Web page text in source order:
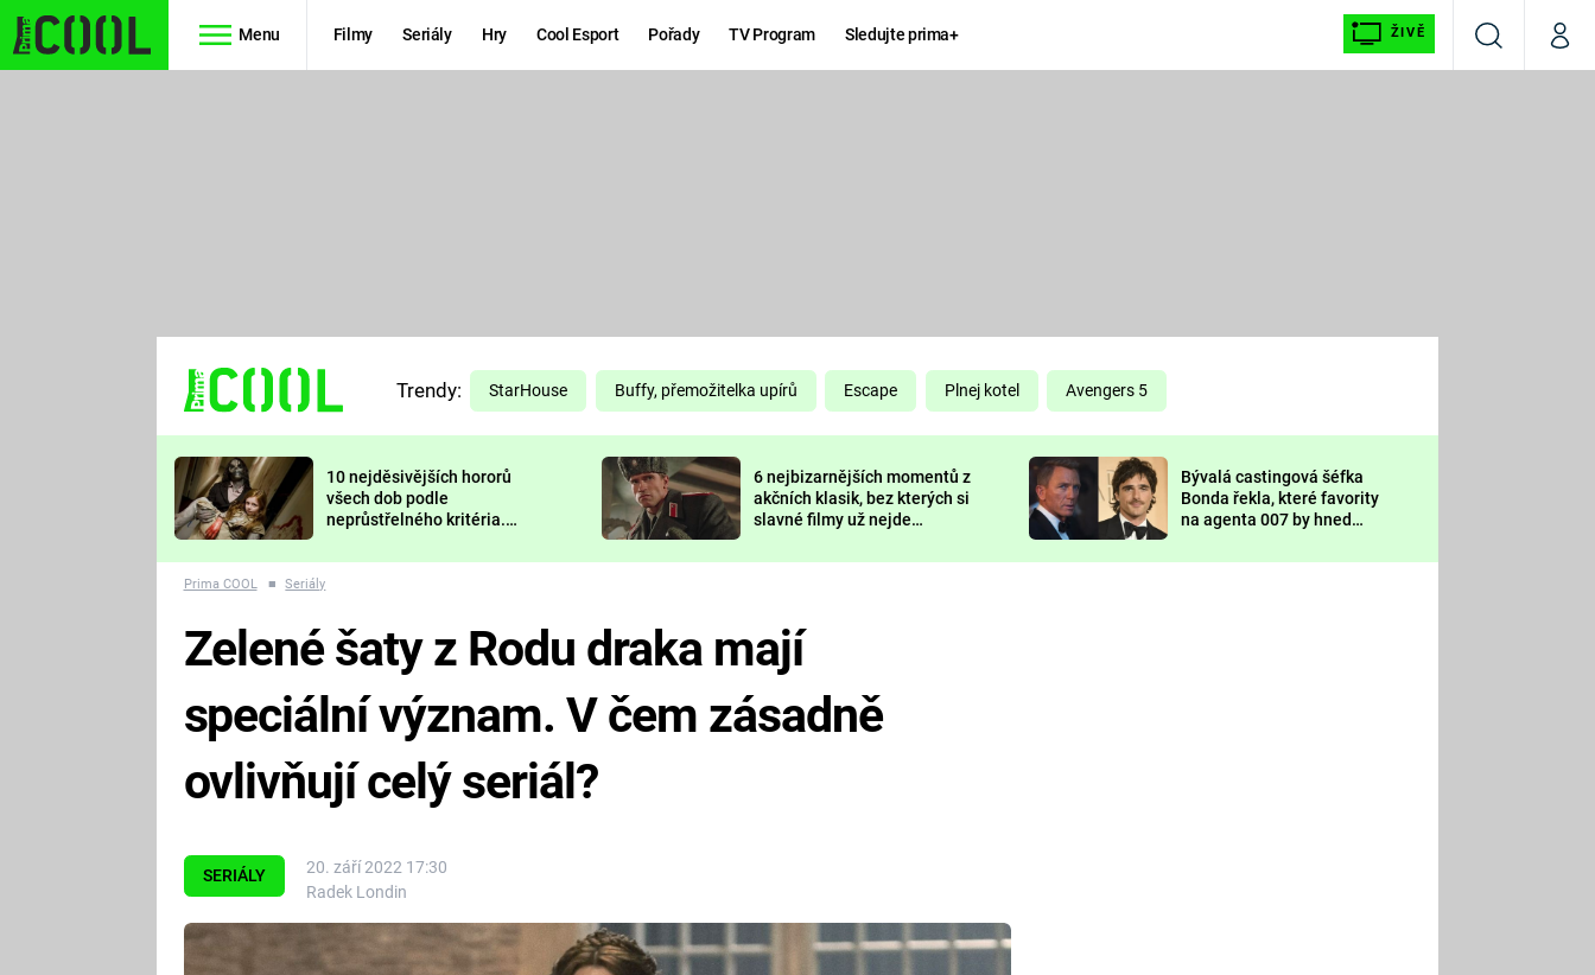
Menu Filmy Seriály Hry Cool Esport Pořady TV Program Sledujte prima+ ŽIVĚ
VyhledáváníMůj
TŘESKU
FUTURAMA
PREDÁTOR
DELIVERANCE
KOMEDIE
CHUCK
NORRIS
DEADPOOL
Prima LAJK
Sledujte nás
Trendy: StarHouse Buffy, přemožitelka upírů Escape Plnej kotel Avengers 5
10 nejděsivějších hororů
všech dob podle
neprůstřelného kritéria.
nejvíc zvednou tep?
6 nejbizarnějších momentů z
akčních klasik, bez kterých si
slavné filmy už nejde
Bývalá castingová šéfka
Bonda řekla, které favority
na agenta 007 by hned
Prima COOL ■ Seriály
SERIÁLY
20. září 2022 17:30
Radek Londin
Zelené šaty z Rodu draka mají
speciální význam. V čem zásadně
ovlivňují celý seriál?